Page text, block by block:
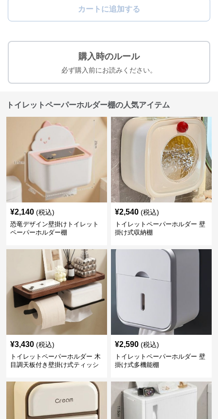
カートに追加する
購入時のルール
必ず購入前にお読みください。
トイレットペーパーホルダー棚の人気アイテム
¥2,140 (税込)
恐竜デザイン壁掛けトイレット
ペーパーホルダー棚
¥2,540 (税込)
トイレットペーパーホルダー 壁
掛け式収納棚
¥3,430 (税込)
トイレットペーパーホルダー 木
目調天板付き壁掛け式ティッシ
¥2,590 (税込)
トイレットペーパーホルダー 壁
掛け式多機能棚